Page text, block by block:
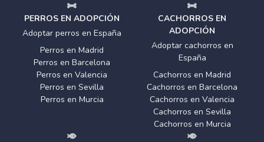
PERROS EN ADOPCIÓN
Adoptar perros en España
Perros en Madrid
Perros en Barcelona
Perros en Valencia
Perros en Sevilla
Perros en Murcia
CACHORROS EN
ADOPCIÓN
Adoptar cachorros en
España
Cachorros en Madrid
Cachorros en Barcelona
Cachorros en Valencia
Cachorros en Sevilla
Cachorros en Murcia